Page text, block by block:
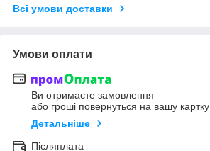
Всі умови доставки
Умови оплати
Ви отримаєте замовлення
або гроші повернуться на вашу картку
Детальніше
Післяплата